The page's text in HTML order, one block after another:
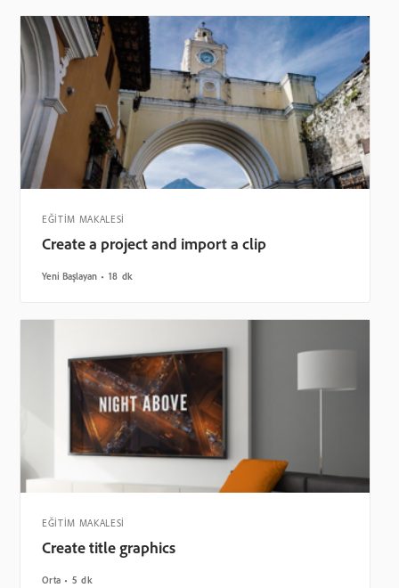
EĞİTİM MAKALESİ
Create a project and import a clip
Yeni Başlayan 18 dk
EĞİTİM MAKALESİ
Create title graphics
Orta 5 dk